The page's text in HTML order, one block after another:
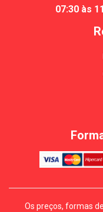
07:30 às
Os preços, formas